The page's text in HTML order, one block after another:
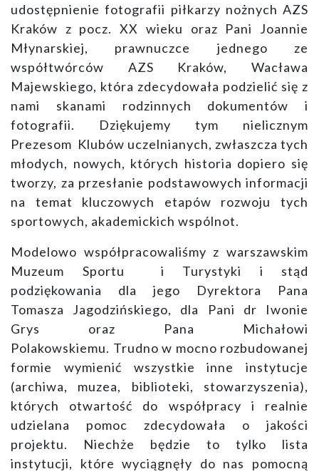
udostępnienie fotografii piłkarzy nożnych AZS
Kraków z pocz. XX wieku oraz Pani Joannie
Młynarskiej, prawnuczce jednego ze
współtwórców AZS Kraków, Wacława
Majewskiego, która zdecydowała podzielić się z
nami skanami rodzinnych dokumentów i
fotografii. Dziękujemy tym nielicznym
Prezesom Klubów uczelnianych, zwłaszcza tych
młodych, nowych, których historia dopiero się
tworzy, za przesłanie podstawowych informacji
na temat kluczowych etapów rozwoju tych
sportowych, akademickich wspólnot.
Modelowo współpracowaliśmy z warszawskim
Muzeum Sportu i Turystyki i stąd
podziękowania dla jego Dyrektora Pana
Tomasza Jagodzińskiego, dla Pani dr Iwonie
Grys oraz Pana Michałowi
Polakowskiemu. Trudno w mocno rozbudowanej
formie wymienić wszystkie inne instytucje
(archiwa, muzea, biblioteki, stowarzyszenia),
których otwartość do współpracy i realnie
udzielana pomoc zdecydowała o jakości
projektu. Niechże będzie to tylko lista
instytucji, które wyciągnęły do nas pomocną